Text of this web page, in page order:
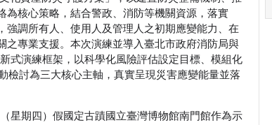
為核心策略，結合警政、消防等機關資源，落實
強調所有人、使用人及管理人之初期應變能力、在
之專業支援。本次演練並導入臺北市政府消防局與
式演練框架，以科學化風險評估設定目標、模組化
檢討為三大核心主軸，真實呈現災害應變能量並落
星期四）假國定古蹟國立臺灣博物館南門館作為示